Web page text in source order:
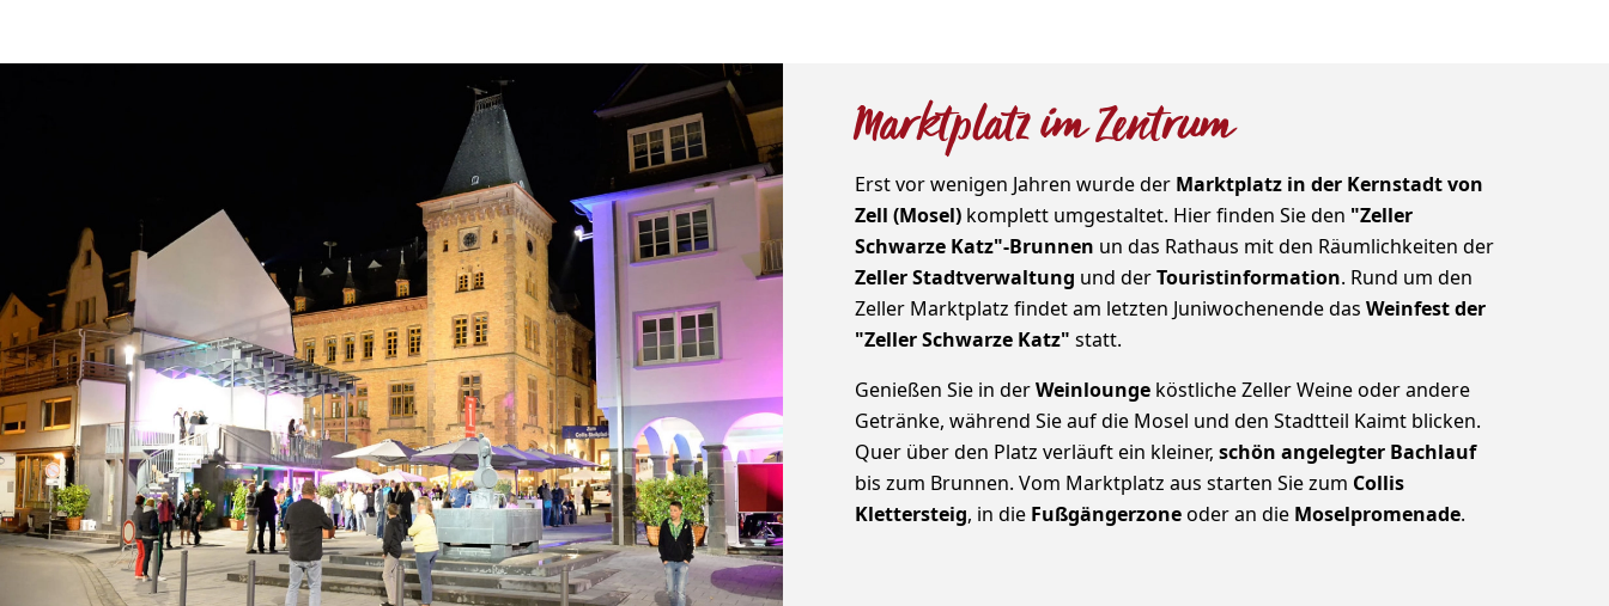
Marktplatz im Zentrum
Erst vor wenigen Jahren wurde der Marktplatz in der Kernstadt von
Zell (Mosel) komplett umgestaltet. Hier finden Sie den "Zeller
Schwarze Katz"-Brunnen un das Rathaus mit den Räumlichkeiten der
Zeller Stadtverwaltung und derTouristinformation. Rund um den
Zeller Marktplatz findet am letzten Juniwochenende das Weinfest der
"Zeller Schwarze Katz" statt.
Genießen Sie in derWeinlounge köstliche Zeller Weine oder andere
Getränke, während Sie auf die Mosel und den Stadtteil Kaimt blicken.
Quer über den Platz verläuft ein kleiner, schön angelegter Bachlauf
bis zum Brunnen. Vom Marktplatz aus starten Sie zum Collis
Klettersteig, in die Fußgängerzoneoder an die Moselpromenade.